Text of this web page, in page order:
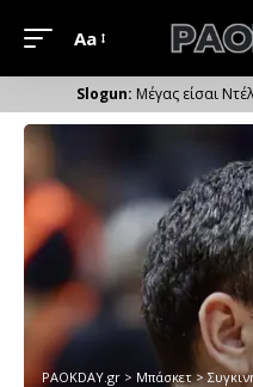
Μέγεθος
Γραμματοσειράς
Aa
Μέγας είσαι
PAOKDAY.gr > Μπάσκετ>